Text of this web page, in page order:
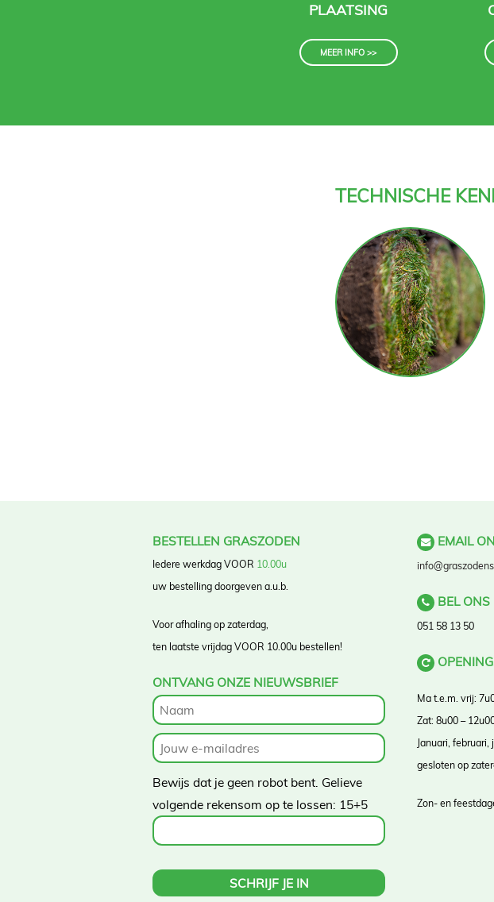
PLAATSING
MEER INFO >>
TECHNISCHE
BESTELLEN GRASZODEN
Iedere werkdag VOOR 10.00u
uw bestelling doorgeven a.u.b.
Voor afhaling op zaterdag,
ten laatste vrijdag VOOR 10.00u bestellen!
ONTVANG ONZE NIEUWSBRIEF
Bewijs dat je geen robot bent. Gelieve
volgende rekensom op te lossen: 15+5
EMAIL
BEL ONS
051 58 13 50
Ma t.e.m. vrij:
Zat: 8u00 –
Januari,
gesloten op
Zon- en